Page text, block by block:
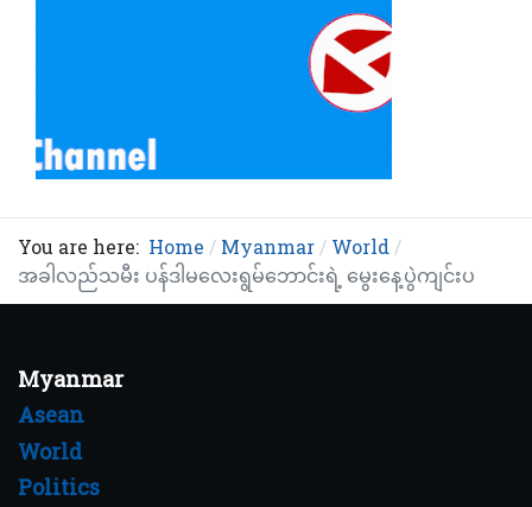
You are here: Home Myanmar
World
အခါလည်သမီး ပန်ဒါမလေးရွမ်ဘောင်းရဲ့ မွေးနေ့ပွဲကျင်းပ
Myanmar
Asean
World
Politics